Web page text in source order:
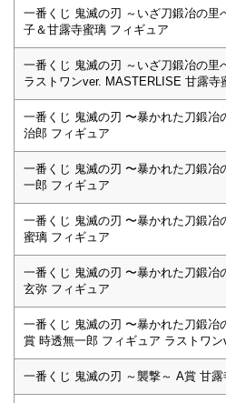
一番くじ 鬼滅の刃 ～いざ刀鍛冶の里
子＆甘露寺蜜璃 フィギュア
一番くじ 鬼滅の刃 ～いざ刀鍛冶の里
ラストワンver. MASTERLISE 甘露寺
一番くじ 鬼滅の刃 〜暴かれた刀鍛冶
治郎 フィギュア
一番くじ 鬼滅の刃 〜暴かれた刀鍛冶
⼀郎 フィギュア
一番くじ 鬼滅の刃 〜暴かれた刀鍛冶
蜜璃 フィギュア
一番くじ 鬼滅の刃 〜暴かれた刀鍛冶
⽞弥 フィギュア
一番くじ 鬼滅の刃 〜暴かれた刀鍛冶
賞 時透無⼀郎 フィギュア ラストワン
一番くじ 鬼滅の刃 ～襲撃～ A賞 甘